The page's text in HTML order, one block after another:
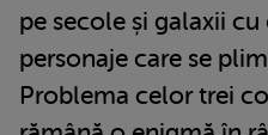
pe secole și galaxii
personaje care se
Problema celor trei